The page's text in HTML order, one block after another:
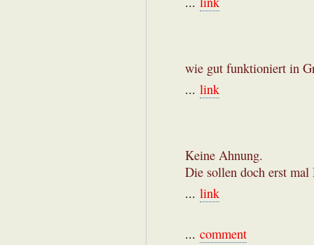
wie gut funktioniert in
... link
Keine Ahnung.
Die sollen doch erst mal
... link
... comment